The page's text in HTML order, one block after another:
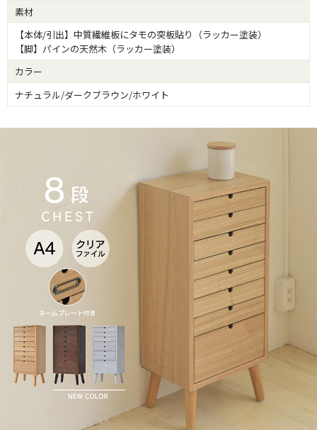
素材
【本体/引出】中質繊維板にタモの突板貼り（ラッカー塗装）
【脚】パインの天然木（ラッカー塗装）
カラー
ナチュラル/ダークブラウン/ホワイト